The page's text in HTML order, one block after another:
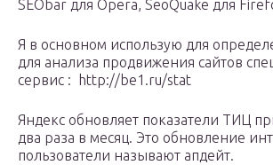
SEObar для Operа, SeoQuake для
Я в основном использую для
для анализа продвижения сайтов
сервис : http://be1.ru/stat
Яндекс обновляет показатели ТИЦ
два раза в месяц. Это обновление
пользователи называют апдейт.